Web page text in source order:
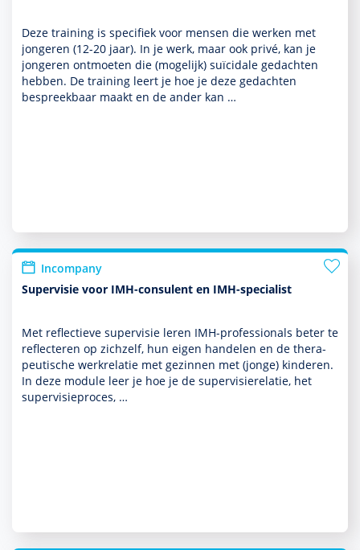
Deze training is specifiek voor mensen die werken met
jongeren (12-20 jaar). In je werk, maar ook privé, kan je
jongeren ontmoeten die (moge­lijk) suïcidale gedachten
hebben. De training leert je hoe je deze gedachten
bespreekbaar maakt en de ander kan …
Incompany
Supervisie voor IMH-consulent en IMH-specialist
Met reflectieve super­visie leren IMH-professionals beter te
reflecteren op zichzelf, hun eigen han­delen en de thera­
peu­tische werkrelatie met gezin­nen met (jonge) kin­de­ren.
In deze module leer je hoe je de super­visierelatie, het
super­visieproces, …